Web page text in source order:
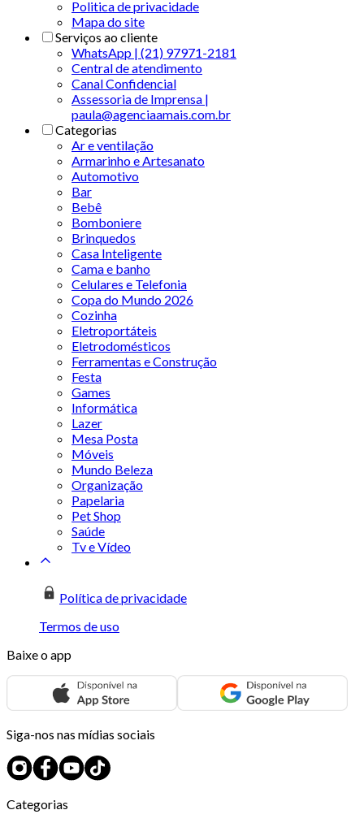
Politica de privacidade
Mapa do site
Serviços ao cliente
WhatsApp | (21) 97971-2181
Central de atendimento
Canal Confidencial
Assessoria de Imprensa |
paula@agenciaamais.com.br
Categorias
Ar e ventilação
Armarinho e Artesanato
Automotivo
Bar
Bebê
Bomboniere
Brinquedos
Casa Inteligente
Cama e banho
Celulares e Telefonia
Copa do Mundo 2026
Cozinha
Eletroportáteis
Eletrodomésticos
Ferramentas e Construção
Festa
Games
Informática
Lazer
Mesa Posta
Móveis
Mundo Beleza
Organização
Papelaria
Pet Shop
Saúde
Tv e Vídeo
Política de privacidade
Termos de uso
Baixe o app
Siga-nos nas mídias sociais
Categorias